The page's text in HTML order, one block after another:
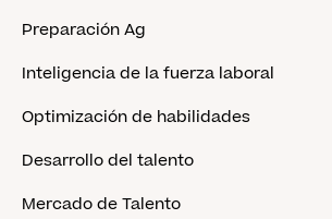
Preparación Ag
Inteligencia de la fuerza laboral
Optimización de habilidades
Desarrollo del talento
Mercado de Talento